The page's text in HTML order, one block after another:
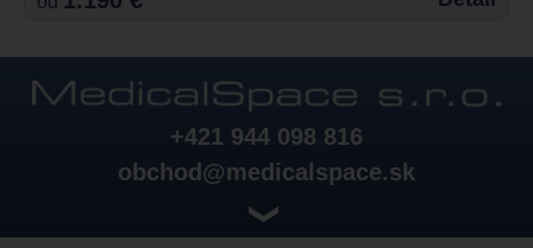
+421 944 098 816
obchod@medicalspace.sk
❯